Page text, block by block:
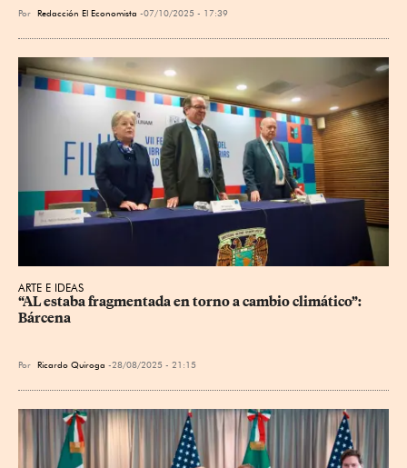
Por Redacción El Economista 07/10/2025 - 17:39
ARTE E IDEAS
“AL estaba fragmentada en torno a cambio climático”:
Bárcena
Por Ricardo Quiroga 28/08/2025 - 21:15